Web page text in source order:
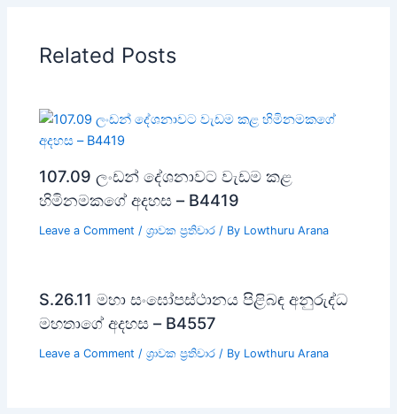
Related Posts
107.09 ලංඩන් දේශනාවට වැඩම කළ
හිමිනමකගේ අදහස – B4419
Leave a Comment /ශ්‍රාවක ප්‍රතිචාර / By Lowthuru Arana
S.26.11 මහා සංඝෝපස්ථානය පිළිබඳ අනුරුද්ධ
මහතාගේ අදහස – B4557
Leave a Comment /ශ්‍රාවක ප්‍රතිචාර / By Lowthuru Arana